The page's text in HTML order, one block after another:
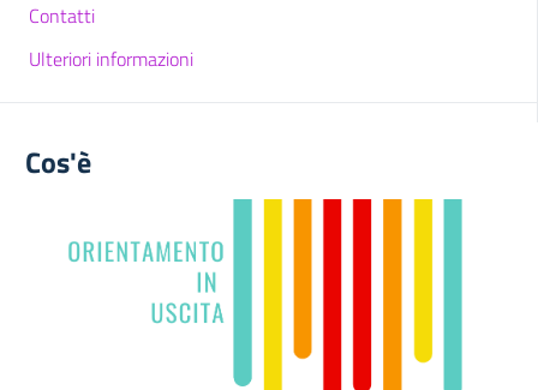
Contatti
Ulteriori informazioni
Cos'è